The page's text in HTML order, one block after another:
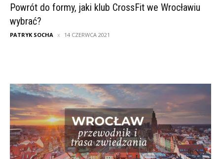
Powrót do formy, jaki klub CrossFit we Wrocławiu
wybrać?
PATRYK SOCHA 14 CZERWCA 2021